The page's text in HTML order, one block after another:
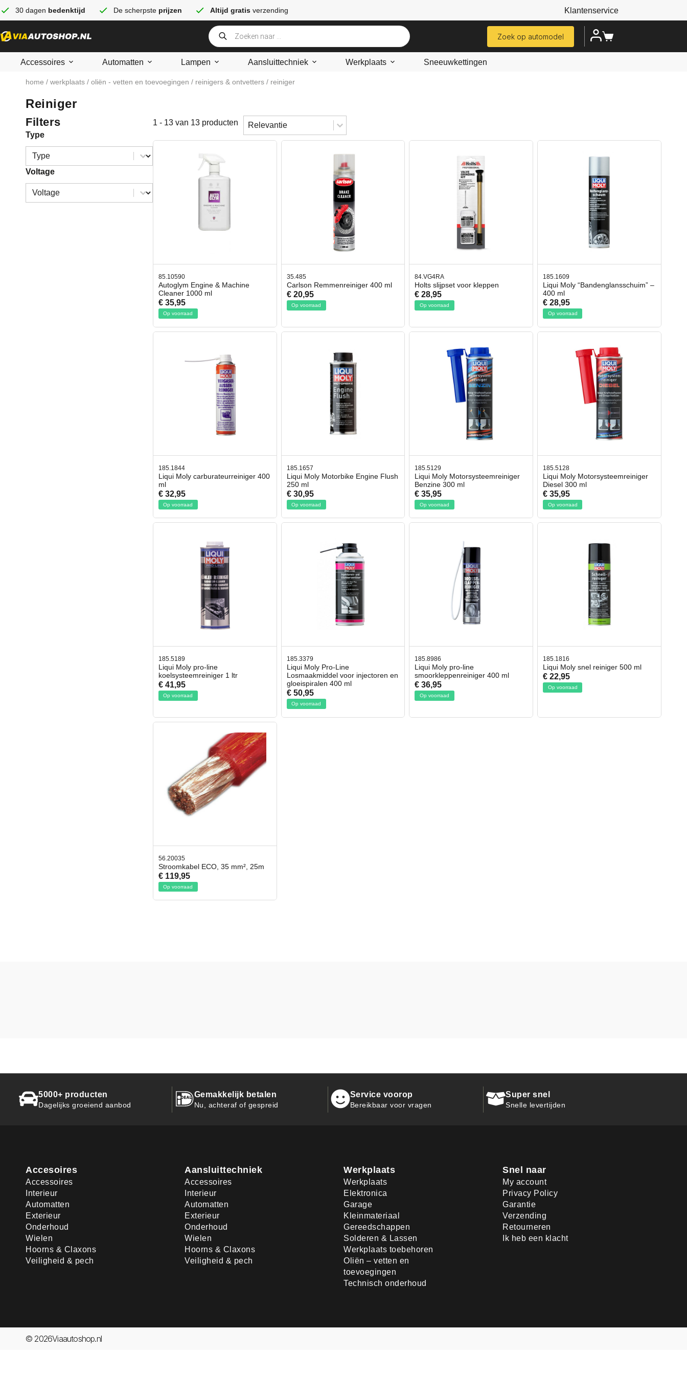
30 dagen bedenktijd De scherpste prijzen Altijd gratis verzending Klantenservice
Zoek op automodel
Accessoires Automatten Lampen Aansluittechniek Werkplaats Sneeuwkettingen
home / werkplaats / oliën - vetten en toevoegingen / reinigers & ontvetters / reiniger
Reiniger
Filters
Type
Type
Type
Voltage
Voltage
Voltage
1 - 13 van 13 producten Sorteren
Sort content
Sort content
85.10590
Autoglym Engine & Machine
Cleaner 1000 ml
€ 35,95
Op voorraad
35.485
Carlson Remmenreiniger 400 ml
€ 20,95
Op voorraad
84.VG4RA
Holts slijpset voor kleppen
€ 28,95
Op voorraad
185.1609
Liqui Moly “Bandenglansschuim” –
400 ml
€ 28,95
Op voorraad
185.1844
Liqui Moly carburateurreiniger 400
ml
€ 32,95
Op voorraad
185.1657
Liqui Moly Motorbike Engine Flush
250 ml
€ 30,95
Op voorraad
185.5129
Liqui Moly Motorsysteemreiniger
Benzine 300 ml
€ 35,95
Op voorraad
185.5128
Liqui Moly Motorsysteemreiniger
Diesel 300 ml
€ 35,95
Op voorraad
185.5189
Liqui Moly pro-line
koelsysteemreiniger 1 ltr
€ 41,95
Op voorraad
185.3379
Liqui Moly Pro-Line
Losmaakmiddel voor injectoren en
gloeispiralen 400 ml
€ 50,95
Op voorraad
185.8986
Liqui Moly pro-line
smoorkleppenreiniger 400 ml
€ 36,95
Op voorraad
185.1816
Liqui Moly snel reiniger 500 ml
€ 22,95
Op voorraad
56.20035
Stroomkabel ECO, 35 mm², 25m
€ 119,95
Op voorraad
5000+ producten
Dagelijks groeiend aanbod
Gemakkelijk betalen
Nu, achteraf of gespreid
Service voorop
Bereikbaar voor vragen
Super snel
Snelle levertijden
Accesoires
Accessoires
Interieur
Automatten
Exterieur
Onderhoud
Wielen
Hoorns & Claxons
Veiligheid & pech
Aansluittechniek
Accessoires
Interieur
Automatten
Exterieur
Onderhoud
Wielen
Hoorns & Claxons
Veiligheid & pech
Werkplaats
Werkplaats
Elektronica
Garage
Kleinmateriaal
Gereedschappen
Solderen & Lassen
Werkplaats toebehoren
Oliën – vetten en
toevoegingen
Technisch onderhoud
Snel naar
My account
Privacy Policy
Garantie
Verzending
Retourneren
Ik heb een klacht
© 2026Viaautoshop.nl